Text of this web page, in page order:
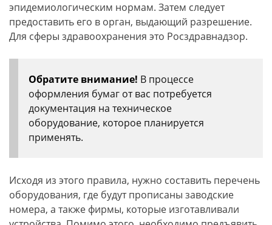
эпидемиологическим нормам. Затем следует
предоставить его в орган, выдающий разрешение.
Для сферы здравоохранения это Росздравнадзор.
Обратите внимание! В процессе
оформления бумаг от вас потребуется
документация на техническое
оборудование, которое планируется
применять.
Исходя из этого правила, нужно составить перечень
оборудования, где будут прописаны заводские
номера, а также фирмы, которые изготавливали